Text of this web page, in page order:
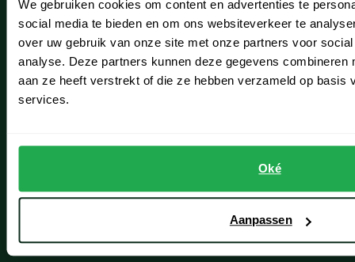
We gebruiken cookies om content en advertenties te
social media te bieden en om ons websiteverkeer te
over uw gebruik van onze site met onze partners voor
analyse. Deze partners kunnen deze gegevens combineren
aan ze heeft verstrekt of die ze hebben verzameld op basis
services.
Oké
Aanpassen
Leiderdorp
Lisse
Noordwijk
Oegstgeest
Paul & Shark specialist